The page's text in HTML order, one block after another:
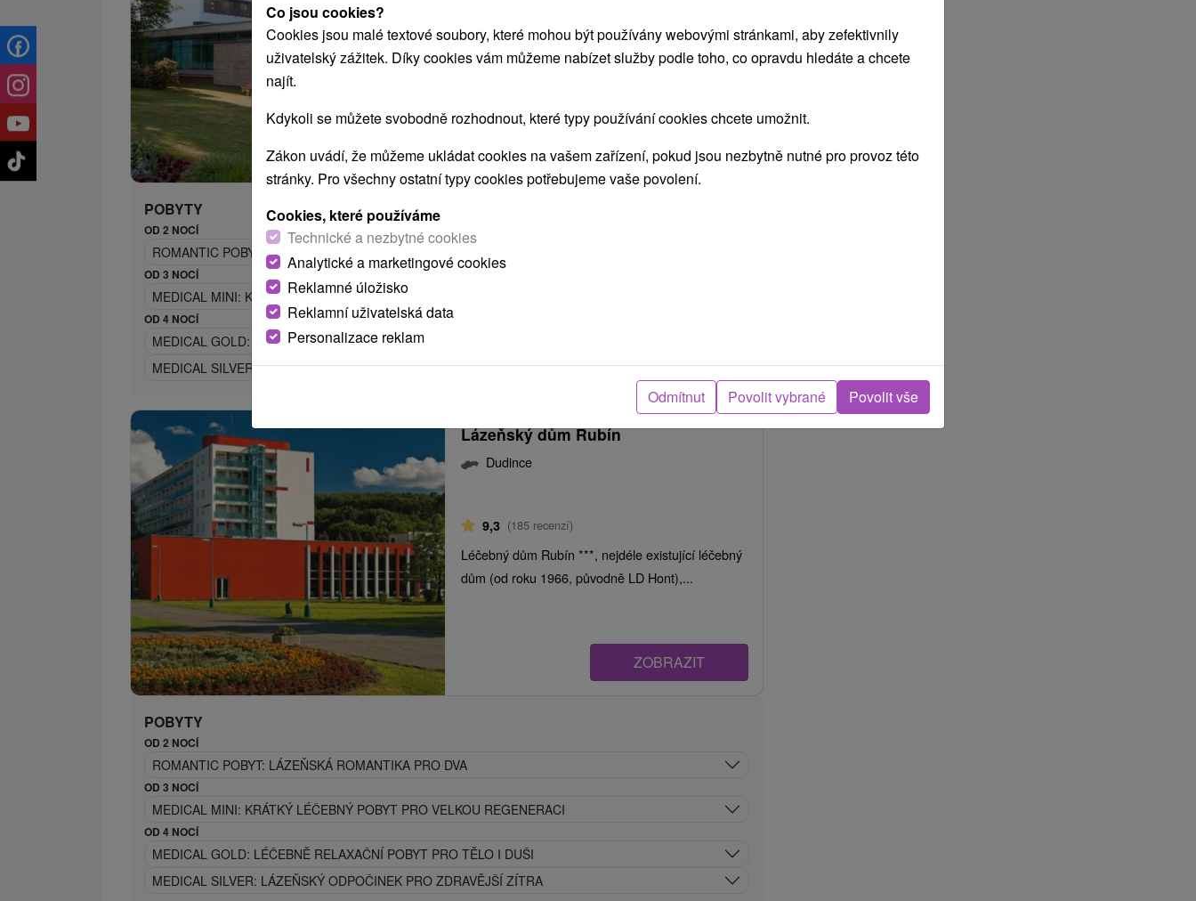
Léčebný dům Smaragd je komfortní ubytovací
ZOBRAZIT
POBYTY
OD 2 NOCÍ
ROMANTIC POBYT: LÁZEŇSKÁ ROMANTIKA PRO DVA
OD 3 NOCÍ
MEDICAL MINI: KRÁTKÝ LÉČEBNÝ POBYT PRO VELKOU REGENERACI
OD 4 NOCÍ
MEDICAL GOLD: LÉČEBNĚ RELAXAČNÍ POBYT PRO TĚLO I DUŠI
MEDICAL SILVER: LÁZEŇSKÝ ODPOČINEK PRO ZDRAVĚJŠÍ ZÍTRA
Lázeňský dům Rubín
Dudince
9,3 (185 recenzí)
Léčebný dům Rubín ***, nejdéle existující léčebný
dům (od roku 1966, původně LD Hont),...
ZOBRAZIT
POBYTY
OD 2 NOCÍ
ROMANTIC POBYT: LÁZEŇSKÁ ROMANTIKA PRO DVA
OD 3 NOCÍ
MEDICAL MINI: KRÁTKÝ LÉČEBNÝ POBYT PRO VELKOU REGENERACI
OD 4 NOCÍ
MEDICAL GOLD: LÉČEBNĚ RELAXAČNÍ POBYT PRO TĚLO I DUŠI
MEDICAL SILVER: LÁZEŇSKÝ ODPOČINEK PRO ZDRAVĚJŠÍ ZÍTRA
Co jsou cookies?
Cookies jsou malé textové soubory, které mohou být používány webovými stránkami, aby zefektivnily
uživatelský zážitek. Díky cookies vám můžeme nabízet služby podle toho, co opravdu hledáte a chcete
najít.
Kdykoli se můžete svobodně rozhodnout, které typy používání cookies chcete umožnit.
Zákon uvádí, že můžeme ukládat cookies na vašem zařízení, pokud jsou nezbytně nutné pro provoz této
stránky. Pro všechny ostatní typy cookies potřebujeme vaše povolení.
Cookies, které používáme
Technické a nezbytné cookies
Analytické a marketingové cookies
Reklamné úložisko
Reklamní uživatelská data
Personalizace reklam
Odmítnut Povolit vybrané Povolit vše